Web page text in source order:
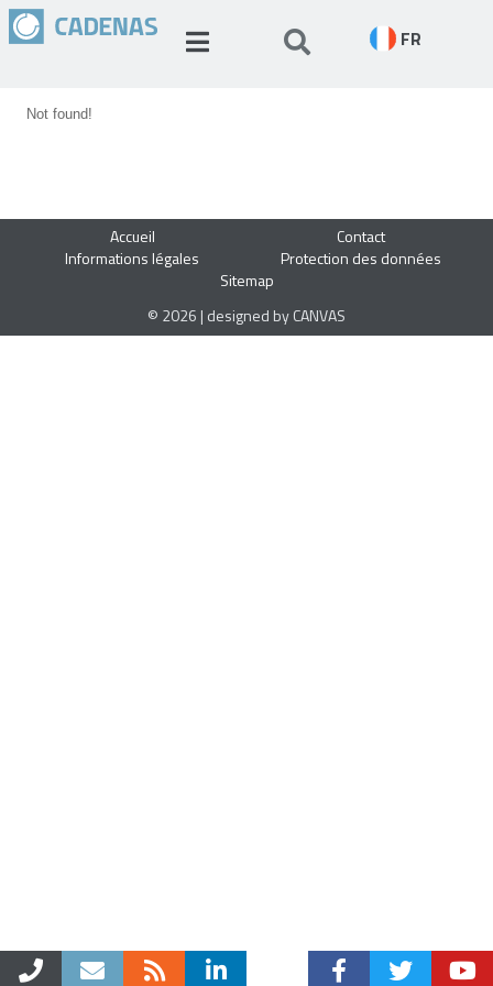
FR
Not found!
Accueil
Contact
Informations légales
Protection des données
Sitemap
© 2026 | designed by CANVAS